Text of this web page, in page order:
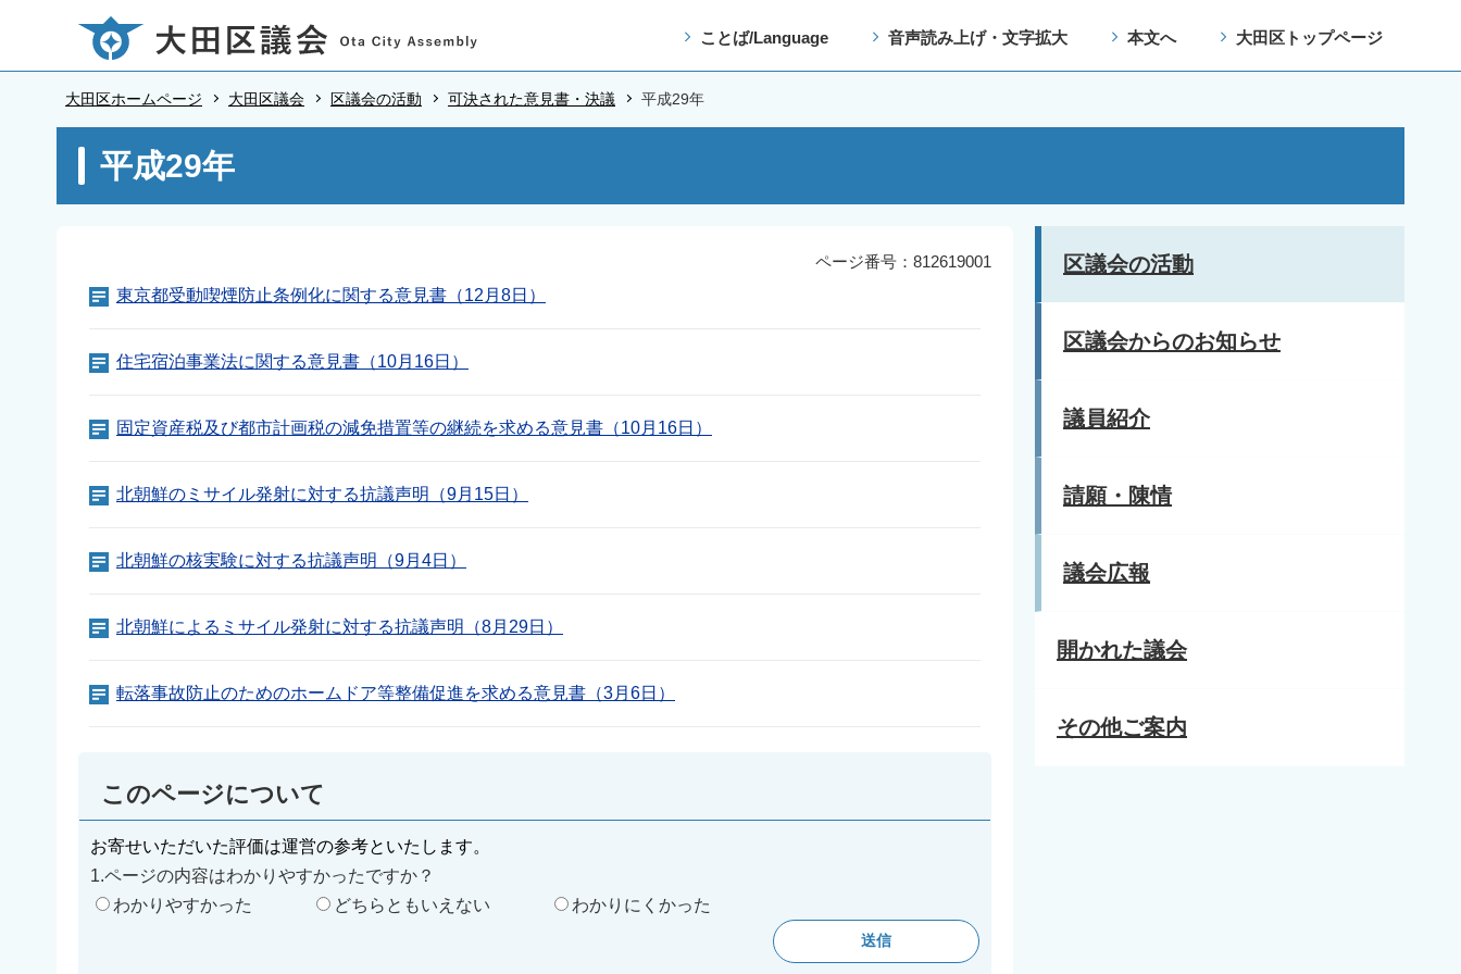
ペ
ことば/Language 音声読み上げ・文字拡大 本文へ 大田区トップページ
大田区ホームページ 大田区議会 区議会の活動 可決された意見書・決議 平成29年
こ
平成29年
ページ番号：812619001
東京都受動喫煙防止条例化に関する意見書（12月8日）
住宅宿泊事業法に関する意見書（10月16日）
固定資産税及び都市計画税の減免措置等の継続を求める意見書（10月16日）
北朝鮮のミサイル発射に対する抗議声明（9月15日）
北朝鮮の核実験に対する抗議声明（9月4日）
北朝鮮によるミサイル発射に対する抗議声明（8月29日）
転落事故防止のためのホームドア等整備促進を求める意見書（3月6日）
このページについて
お寄せいただいた評価は運営の参考といたします。
1.ページの内容はわかりやすかったですか？
わかりやすかった
どちらともいえない わかりにくかった
区議会の活動
区議会からのお知らせ
議員紹介
請願・陳情
議会広報
開かれた議会
その他ご案内